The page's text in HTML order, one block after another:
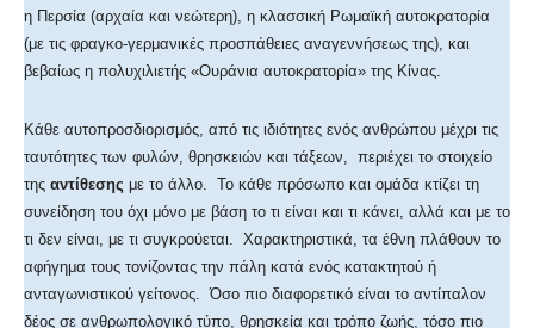
η Περσία (αρχαία και νεώτερη), η κλασσική Ρωμαϊκή αυτοκρατορία
(με τις φραγκο-γερμανικές προσπάθειες αναγεννήσεως της), και
βεβαίως η πολυχιλιετής «Ουράνια αυτοκρατορία» της Κίνας.
Κάθε αυτοπροσδιορισμός, από τις ιδιότητες ενός ανθρώπου μέχρι τις
ταυτότητες των φυλών, θρησκειών και τάξεων, περιέχει το στοιχείο
της αντίθεσης με το άλλο. Το κάθε πρόσωπο και ομάδα κτίζει τη
συνείδηση του όχι μόνο με βάση το τι είναι και τι κάνει, αλλά και με το
τι δεν είναι, με τι συγκρούεται. Χαρακτηριστικά, τα έθνη πλάθουν το
αφήγημα τους τονίζοντας την πάλη κατά ενός κατακτητού ή
ανταγωνιστικού γείτονος. Όσο πιο διαφορετικό είναι το αντίπαλον
δέος σε ανθρωπολογικό τύπο, θρησκεία και τρόπο ζωής, τόσο πιο